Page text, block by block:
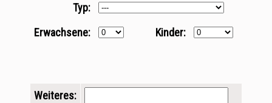
Typ:
Erwachsene:
Kinder:
Weiteres: